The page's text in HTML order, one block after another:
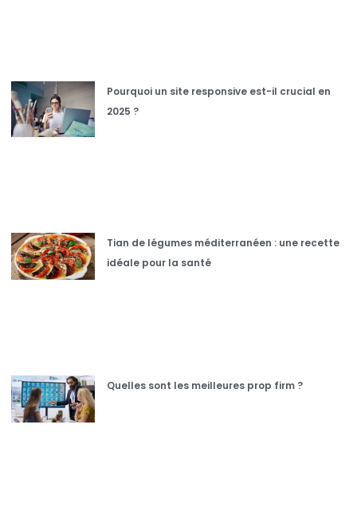
Pourquoi un site responsive est-il crucial en
2025 ?
Tian de légumes méditerranéen : une recette
idéale pour la santé
Quelles sont les meilleures prop firm ?